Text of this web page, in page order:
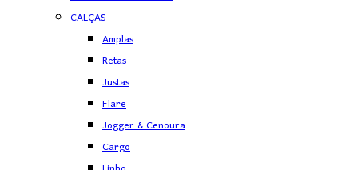
CALÇAS
Amplas
Retas
Justas
Flare
Jogger & Cenoura
Cargo